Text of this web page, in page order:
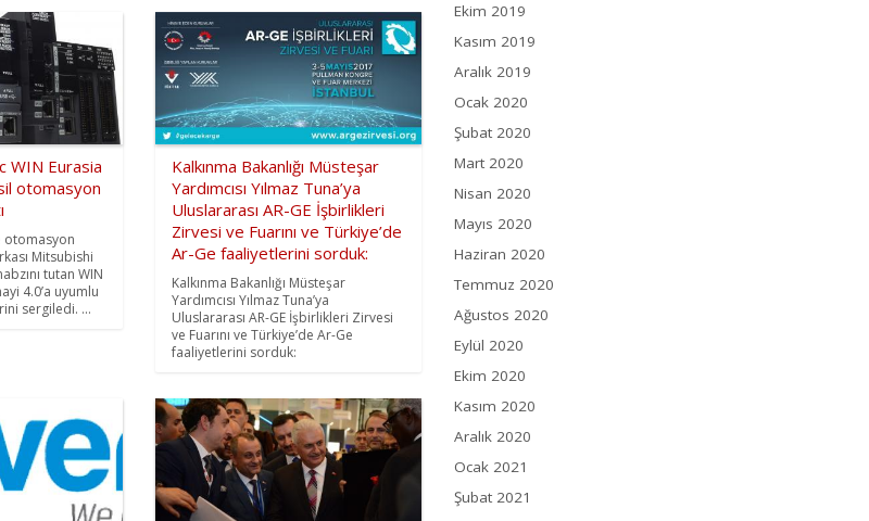
WIN Eurasia
otomasyon
otomasyon
Mitsubishi
tutan WIN
4.0’a uyumlu
sergiledi. ...
Kalkınma Bakanlığı Müsteşar
Yardımcısı Yılmaz Tuna’ya
Uluslararası AR-GE İşbirlikleri
Zirvesi ve Fuarını ve Türkiye’de
Ar-Ge faaliyetlerini sorduk:
Kalkınma Bakanlığı Müsteşar
Yardımcısı Yılmaz Tuna’ya
Uluslararası AR-GE İşbirlikleri Zirvesi
ve Fuarını ve Türkiye’de Ar-Ge
faaliyetlerini sorduk:
Ekim 2019
Kasım 2019
Aralık 2019
Ocak 2020
Şubat 2020
Mart 2020
Nisan 2020
Mayıs 2020
Haziran 2020
Temmuz 2020
Ağustos 2020
Eylül 2020
Ekim 2020
Kasım 2020
Aralık 2020
Ocak 2021
Şubat 2021